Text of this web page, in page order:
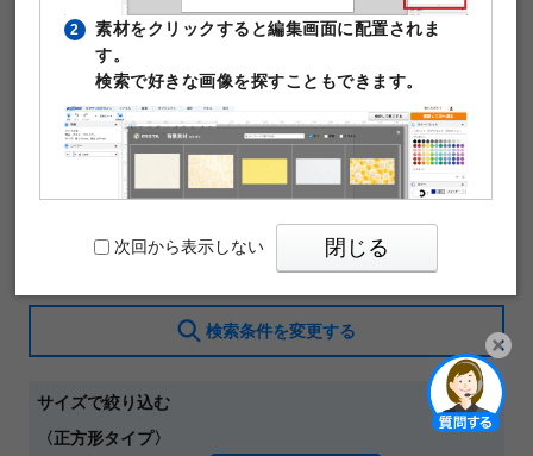
サッカースクール ×
条件をクリア
検索条件を変更する
サイズで絞り込む
〈正方形タイプ〉
2
素材をクリックすると編集画面に配置されま
す。
検索で好きな画像を探すこともできます。
PIXTAの透かし文字は印刷時に消えますのでご
安心ください。
次回から表示しない 閉じる
開く